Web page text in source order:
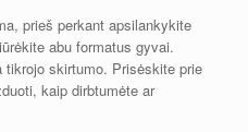
prieš perkant apsilankykite
abu formatus gyvai.
tikrojo skirtumo. Prisėskite prie
kaip dirbtumėte ar